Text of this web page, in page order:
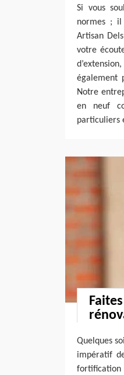
Si vous
normes ; il
Artisan
votre
également
Notre
en neuf
particuliers
Quelques
impératif
fortification